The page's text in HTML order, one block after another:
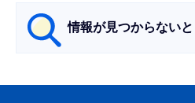
情報が見つからない